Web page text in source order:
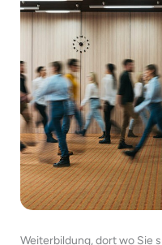
Weiterbildung, dort wo Sie